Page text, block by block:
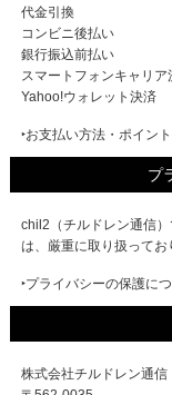
代金引換
コンビニ後払い
銀行振込前払い
スマートフォンキャリア
Yahoo!ウォレット決済
‣お支払い方法・ポイン
プ
chil2（チルドレン通信
は、厳重に取り扱ってお
‣プライバシーの保護に
株式会社チルドレン通信